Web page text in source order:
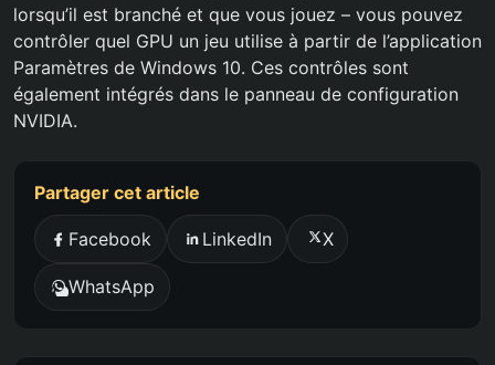
lorsqu’il est branché et que vous jouez – vous pouvez
contrôler quel GPU un jeu utilise à partir de l’application
Paramètres de Windows 10. Ces contrôles sont
également intégrés dans le panneau de configuration
NVIDIA.
Partager cet article
Facebook LinkedIn X
WhatsApp